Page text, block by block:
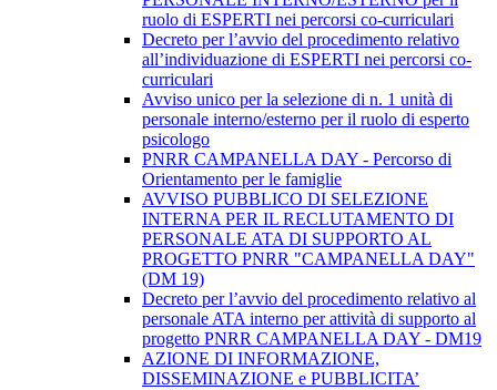
ruolo di ESPERTI nei percorsi co-curriculari
Decreto per l’avvio del procedimento relativo
all’individuazione di ESPERTI nei percorsi co-
curriculari
Avviso unico per la selezione di n. 1 unità di
personale interno/esterno per il ruolo di esperto
psicologo
PNRR CAMPANELLA DAY - Percorso di
Orientamento per le famiglie
AVVISO PUBBLICO DI SELEZIONE
INTERNA PER IL RECLUTAMENTO DI
PERSONALE ATA DI SUPPORTO AL
PROGETTO PNRR "CAMPANELLA DAY"
(DM 19)
Decreto per l’avvio del procedimento relativo al
personale ATA interno per attività di supporto al
progetto PNRR CAMPANELLA DAY - DM19
AZIONE DI INFORMAZIONE,
DISSEMINAZIONE e PUBBLICITA’